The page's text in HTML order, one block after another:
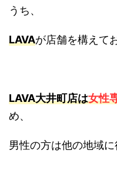
うち、
LAVAが店舗を構えて
LAVA大井町店は女性
め、
男性の方は他の地域に